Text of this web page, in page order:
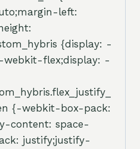
left:
{display: -
flex;display: -
{-webkit-box-pack:
content: space-
justify;justify-